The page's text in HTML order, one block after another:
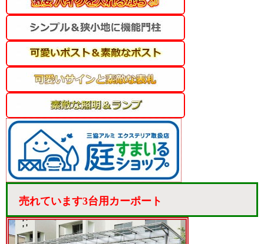
売れています3台用カーポート